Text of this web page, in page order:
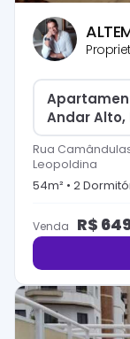
Andar Alto,
Rua
Leopoldina
54m² • 2
Venda R$